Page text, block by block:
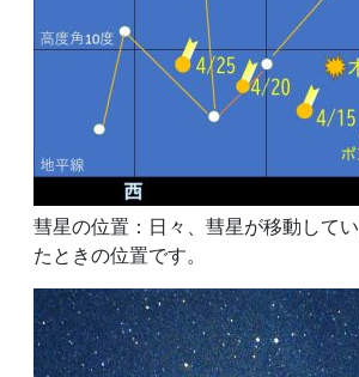
彗星の位置：日々、彗星が移動して
たときの位置です。